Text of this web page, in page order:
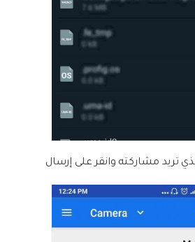
تريد مشاركته وانقر على إرسال